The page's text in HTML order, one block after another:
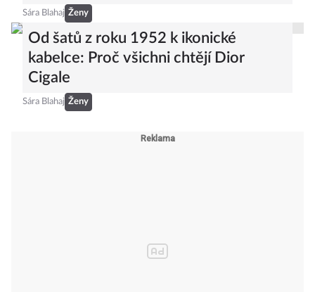
Sára Blahaj Ženy
Od šatů z roku 1952 k ikonické
kabelce: Proč všichni chtějí Dior
Cigale
Sára Blahaj Ženy